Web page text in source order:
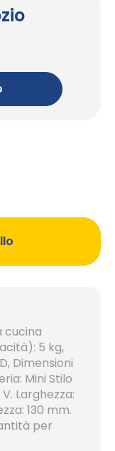
cucina
5 kg,
Dimensioni
Mini Stilo
Larghezza:
130 mm.
per